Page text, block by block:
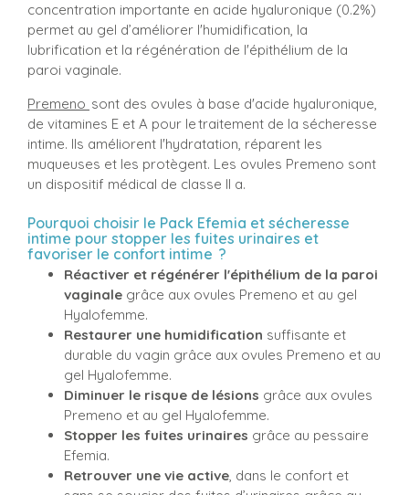
concentration importante en acide hyaluronique (0.2%)
permet au gel d’améliorer l'humidification, la
lubrification et la régénération de l'épithélium de la
paroi vaginale.
Premeno sont des ovules à base d'acide hyaluronique,
de vitamines E et A pour le traitement de la sécheresse
intime. Ils améliorent l'hydratation, réparent les
muqueuses et les protègent. Les ovules Premeno sont
un dispositif médical de classe II a.
Pourquoi choisir le Pack Efemia et sécheresse
intime pour stopper les fuites urinaires et
favoriser le confort intime ?
Réactiver et régénérer l'épithélium de la paroi
vaginale grâce aux ovules Premeno et au gel
Hyalofemme.
Restaurer une humidification suffisante et
durable du vagin grâce aux ovules Premeno et au
gel Hyalofemme.
Diminuer le risque de lésions grâce aux ovules
Premeno et au gel Hyalofemme.
Stopper les fuites urinaires grâce au pessaire
Efemia.
Retrouver une vie active , dans le confort et